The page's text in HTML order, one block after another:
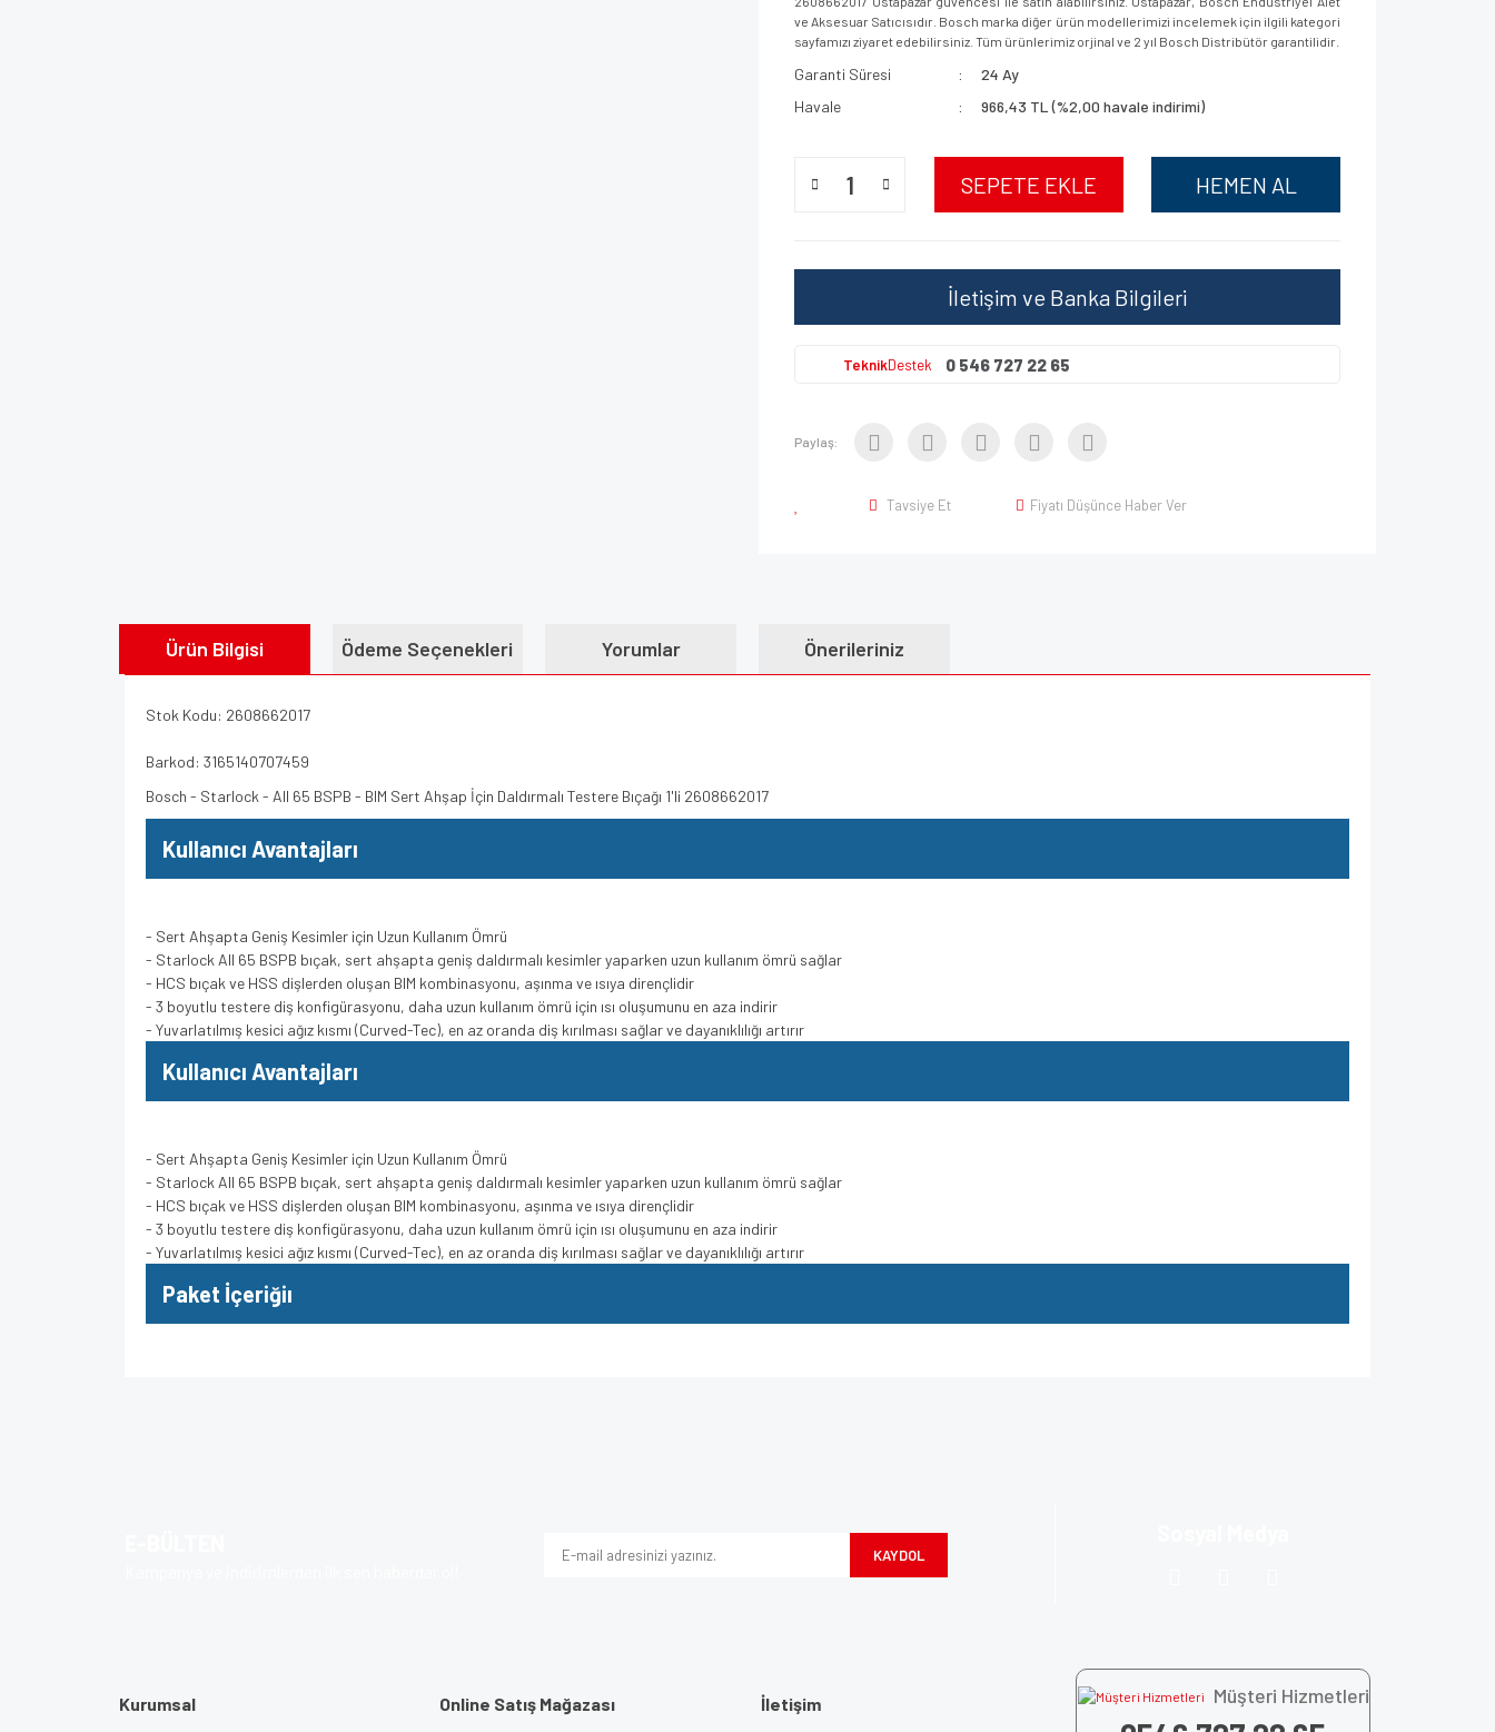
ve Aksesuar Satıcısıdır. Bosch marka diğer ürün modellerimizi incelemek için ilgili kategori
sayfamızı ziyaret edebilirsiniz. Tüm ürünlerimiz orjinal ve 2 yıl Bosch Distribütör garantilidir.
Garanti Süresi
24 Ay
Havale
966,43 TL (%2,00 havale indirimi)
SEPETE EKLE HEMEN AL
İletişim ve Banka Bilgileri
TeknikDestek 0 546 727 22 65
Paylaş:
Tavsiye Et Fiyatı Düşünce Haber Ver
Ürün Bilgisi Ödeme Seçenekleri Yorumlar Önerileriniz
Stok Kodu: 2608662017
Barkod: 3165140707459
Bosch - Starlock - AII 65 BSPB - BIM Sert Ahşap İçin Daldırmalı Testere Bıçağı 1'li 2608662017
Kullanıcı Avantajları
- Sert Ahşapta Geniş Kesimler için Uzun Kullanım Ömrü
- Starlock AII 65 BSPB bıçak, sert ahşapta geniş daldırmalı kesimler yaparken uzun kullanım ömrü sağlar
- HCS bıçak ve HSS dişlerden oluşan BIM kombinasyonu, aşınma ve ısıya dirençlidir
- 3 boyutlu testere diş konfigürasyonu, daha uzun kullanım ömrü için ısı oluşumunu en aza indirir
- Yuvarlatılmış kesici ağız kısmı (Curved-Tec), en az oranda diş kırılması sağlar ve dayanıklılığı artırır
Kullanıcı Avantajları
- Sert Ahşapta Geniş Kesimler için Uzun Kullanım Ömrü
- Starlock AII 65 BSPB bıçak, sert ahşapta geniş daldırmalı kesimler yaparken uzun kullanım ömrü sağlar
- HCS bıçak ve HSS dişlerden oluşan BIM kombinasyonu, aşınma ve ısıya dirençlidir
- 3 boyutlu testere diş konfigürasyonu, daha uzun kullanım ömrü için ısı oluşumunu en aza indirir
- Yuvarlatılmış kesici ağız kısmı (Curved-Tec), en az oranda diş kırılması sağlar ve dayanıklılığı artırır
Paket İçeriğiı
KAYDOL
Kurumsal Online Satış Mağazası İletişim Müşteri Hizmetleri